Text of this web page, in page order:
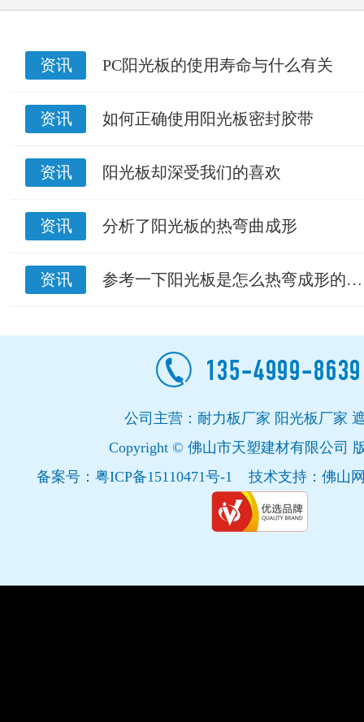
资讯 PC阳光板的使用寿命与什么有关
资讯 如何正确使用阳光板密封胶带
资讯 阳光板却深受我们的喜欢
资讯 分析了阳光板的热弯曲成形
资讯 参考一下阳光板是怎么热弯成形的…
公司主营：耐力板厂家 阳光板厂家
Copyright © 佛山市天塑建材有限公司
备案号：粤ICP备15110471号-1 技术支持：佛山